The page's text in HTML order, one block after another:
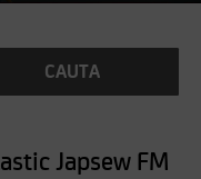
CAUTA
Japsew FM